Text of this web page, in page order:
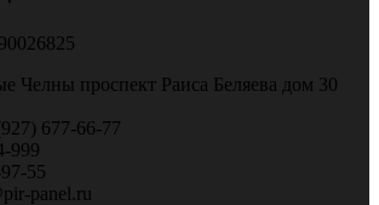
Челны проспект Раиса Беляева дом 30
677-66-77
999
55
panel.ru